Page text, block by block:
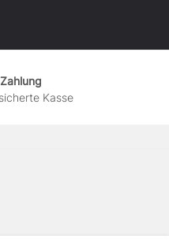
Kasse